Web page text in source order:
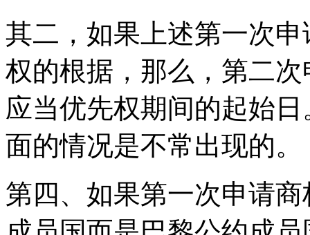
其二，如果上述第一次
权的根据，那么，第二
应当优先权期间的起始
面的情况是不常出现的。
第四、如果第一次申请